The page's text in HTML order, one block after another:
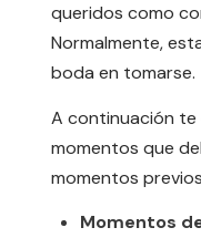
queridos como
Normalmente,
boda en tomarse.
A continuación te
momentos que
momentos
Momentos